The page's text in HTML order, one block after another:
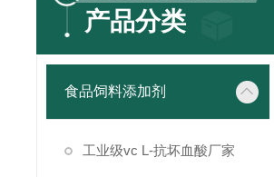
产品分类
食品饲料添加剂
工业级vc L-抗坏血酸厂家